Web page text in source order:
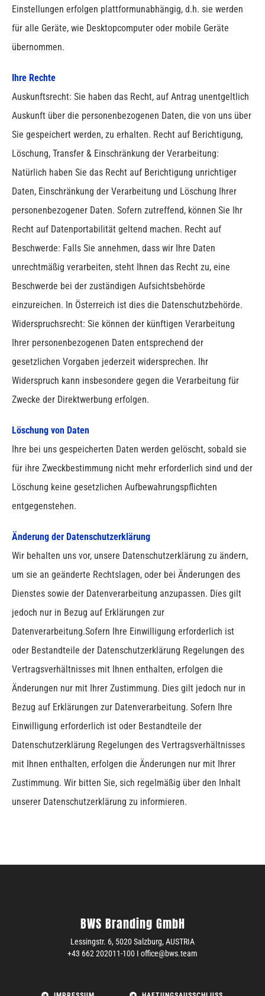
Einstellungen erfolgen plattformunabhängig, d.h. sie werden
für alle Geräte, wie Desktopcomputer oder mobile Geräte
übernommen.
Ihre Rechte
Auskunftsrecht: Sie haben das Recht, auf Antrag unentgeltlich
Auskunft über die personenbezogenen Daten, die von uns über
Sie gespeichert werden, zu erhalten. Recht auf Berichtigung,
Löschung, Transfer & Einschränkung der Verarbeitung:
Natürlich haben Sie das Recht auf Berichtigung unrichtiger
Daten, Einschränkung der Verarbeitung und Löschung Ihrer
personenbezogener Daten. Sofern zutreffend, können Sie Ihr
Recht auf Datenportabilität geltend machen. Recht auf
Beschwerde: Falls Sie annehmen, dass wir Ihre Daten
unrechtmäßig verarbeiten, steht Ihnen das Recht zu, eine
Beschwerde bei der zuständigen Aufsichtsbehörde
einzureichen. In Österreich ist dies die Datenschutzbehörde.
Widerspruchsrecht: Sie können der künftigen Verarbeitung
Ihrer personenbezogenen Daten entsprechend der
gesetzlichen Vorgaben jederzeit widersprechen. Ihr
Widerspruch kann insbesondere gegen die Verarbeitung für
Zwecke der Direktwerbung erfolgen.
Löschung von Daten
Ihre bei uns gespeicherten Daten werden gelöscht, sobald sie
für ihre Zweckbestimmung nicht mehr erforderlich sind und der
Löschung keine gesetzlichen Aufbewahrungspflichten
entgegenstehen.
Änderung der Datenschutzerklärung
Wir behalten uns vor, unsere Datenschutzerklärung zu ändern,
um sie an geänderte Rechtslagen, oder bei Änderungen des
Dienstes sowie der Datenverarbeitung anzupassen. Dies gilt
jedoch nur in Bezug auf Erklärungen zur
Datenverarbeitung.Sofern Ihre Einwilligung erforderlich ist
oder Bestandteile der Datenschutzerklärung Regelungen des
Vertragsverhältnisses mit Ihnen enthalten, erfolgen die
Änderungen nur mit Ihrer Zustimmung. Dies gilt jedoch nur in
Bezug auf Erklärungen zur Datenverarbeitung. Sofern Ihre
Einwilligung erforderlich ist oder Bestandteile der
Datenschutzerklärung Regelungen des Vertragsverhältnisses
mit Ihnen enthalten, erfolgen die Änderungen nur mit Ihrer
Zustimmung. Wir bitten Sie, sich regelmäßig über den Inhalt
unserer Datenschutzerklärung zu informieren.
BWS Branding GmbH
Lessingstr. 6, 5020 Salzburg,AUSTRIA
+43 662 202011-100 I office@bws.team